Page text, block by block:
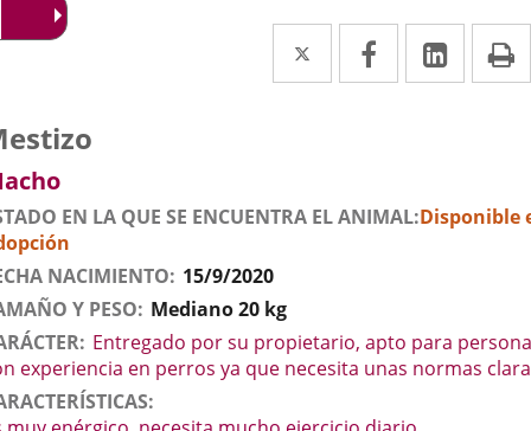
Twitter
Enlace
a
externa.
Facebook
Enlace
a
externa.
Enlace
a
EN LA QUE SE ENCUENTRA EL ANIMAL Disponible
NACIMIENTO 15/9/2020
Y PESO Mediano 20 kg
Entregado por su propietario, apto para
experiencia en perros ya que necesita unas normas